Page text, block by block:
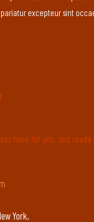
excepteur sint
here for you, and
York,